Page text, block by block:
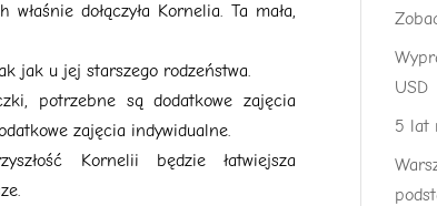
dołączyła Kornelia. Ta mała,
jak u jej starszego rodzeństwa.
potrzebne są dodatkowe zajęcia
zajęcia indywidualne.
Kornelii będzie łatwiejsza
USD
5 lat